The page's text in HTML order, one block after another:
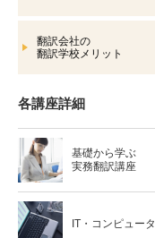
翻訳会社の
翻訳学校メリット
各講座詳細
基礎から学ぶ
実務翻訳講座
IT・コンピュータ